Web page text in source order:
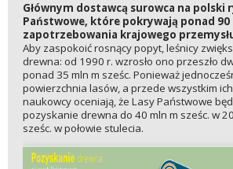
Głównym dostawcą surowca na polski
Państwowe, które pokrywają ponad 90
zapotrzebowania krajowego
Aby zaspokoić rosnący popyt, leśnicy
drewna: od 1990 r. wzrosło ono przeszło
ponad 35 mln m sześc. Ponieważ
powierzchnia lasów, a przede wszystkim
naukowcy oceniają, że Lasy Państwowe
pozyskanie drewna do 40 mln m sześc. w
sześc. w połowie stulecia.